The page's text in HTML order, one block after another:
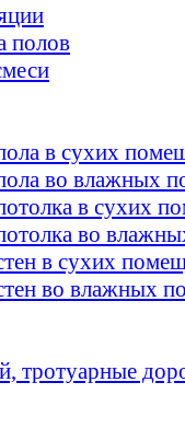
полов
в сухих
во влажных
в сухих
во
в сухих
во влажных
тротуарные